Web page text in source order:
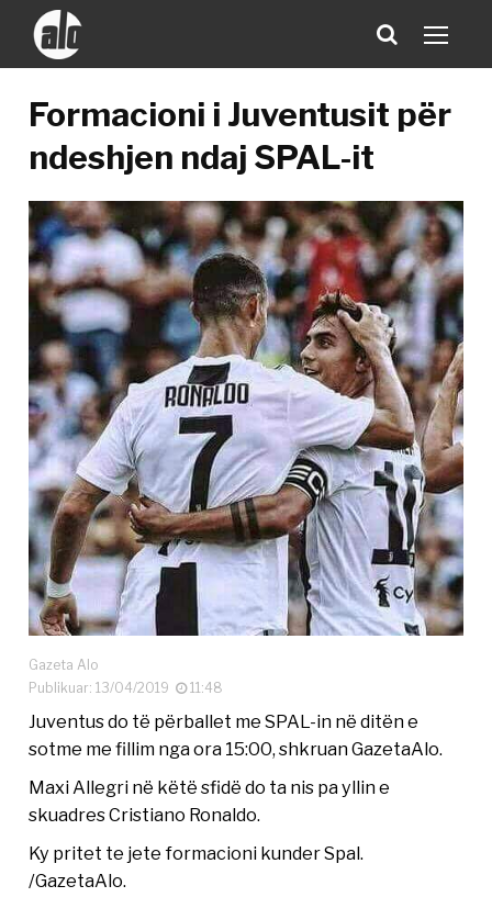
Formacioni i Juventusit për
ndeshjen ndaj SPAL-it
Gazeta Alo
Publikuar: 13/04/2019
11:48
Juventus do të përballet me SPAL-in në ditën e
sotme me fillim nga ora 15:00, shkruan GazetaAlo.
Maxi Allegri në këtë sfidë do ta nis pa yllin e
skuadres Cristiano Ronaldo.
Ky pritet te jete formacioni kunder Spal.
/GazetaAlo.